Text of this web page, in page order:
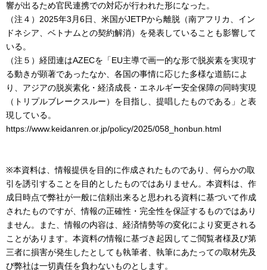
響が出るため官民連携での対応が行われた形になった。
（注４）2025年3月6日、米国がJETPから離脱（南アフリカ、イン
ドネシア、ベトナムとの契約解消）を発表していることも影響して
いる。
（注５）経団連はAZECを「EU主導で画一的な形で脱炭素を実現す
る動きが顕著であったなか、各国の事情に応じた多様な道筋によ
り、アジアの脱炭素化・経済成長・エネルギー安全保障の同時実現
（トリプルブレークスルー）を目指し、提唱したものである」と表
現している。
https://www.keidanren.or.jp/policy/2025/058_honbun.html
※本資料は、情報提供を目的に作成されたものであり、何らかの取
引を誘引することを目的としたものではありません。本資料は、作
成日時点で弊社が一般に信頼出来ると思われる資料に基づいて作成
されたものですが、情報の正確性・完全性を保証するものではあり
ません。また、情報の内容は、経済情勢等の変化により変更される
ことがあります。本資料の情報に基づき起因してご閲覧者様及び第
三者に損害が発生したとしても執筆者、執筆にあたっての取材先及
び弊社は一切責任を負わないものとします。